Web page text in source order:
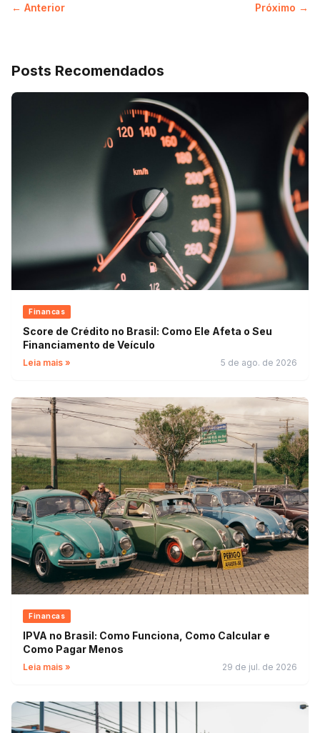
← Anterior Próximo →
Posts Recomendados
Financas
Score de Crédito no Brasil: Como Ele Afeta o Seu
Financiamento de Veículo
Leia mais » 5 de ago. de 2026
Financas
IPVA no Brasil: Como Funciona, Como Calcular e
Como Pagar Menos
Leia mais » 29 de jul. de 2026